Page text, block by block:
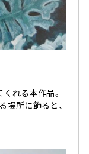
れる本作品。
場所に飾ると、